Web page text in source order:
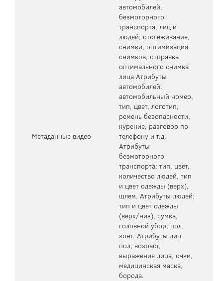
Метаданные видео
автомобилей,
безмоторного
транспорта, лиц и
людей; отслеживание,
снимки, оптимизация
снимков, отправка
оптимального снимка
лица Атрибуты
автомобилей:
автомобильный номер,
тип, цвет, логотип,
ремень безопасности,
курение, разговор по
телефону и т.д.
Атрибуты
безмоторного
транспорта: тип, цвет,
количество людей, тип
и цвет одежды (верх),
шлем. Атрибуты людей:
тип и цвет одежды
(верх/низ), сумка,
головной убор, пол,
зонт. Атрибуты лиц:
пол, возраст,
выражение лица, очки,
медицинская маска,
борода.